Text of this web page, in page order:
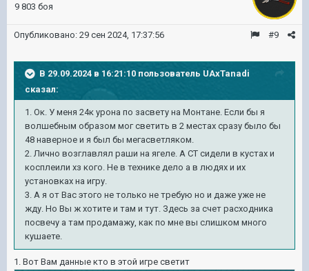
9 803 боя
#9
Опубликовано: 29 сен 2024, 17:37:56
В 29.09.2024 в 16:21:10 пользователь UAxTanadi
сказал:
1. Ок. У меня 24к урона по засвету на Монтане. Если бы я
волшебным образом мог светить в 2 местах сразу было бы
48 наверное и я был бы мегасветляком.
2. Лично возглавлял раши на ягеле. А СТ сидели в кустах и
косплеили хз кого. Не в технике дело а в людях и их
установках на игру.
3. А я от Вас этого не только не требую но и даже уже не
жду. Но Вы ж хотите и там и тут. Здесь за счет расходника
посвечу а там продамажу, как по мне вы слишком много
кушаете.
1. Вот Вам данные кто в этой игре светит